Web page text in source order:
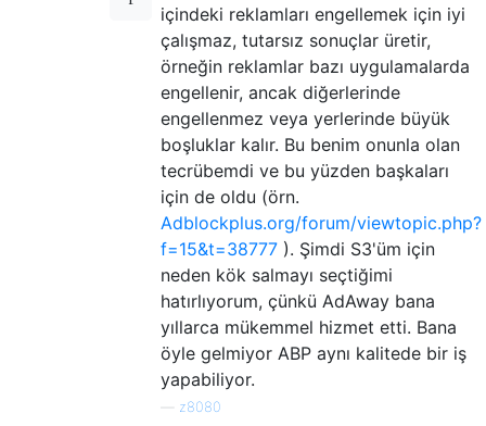
içindeki reklamları engellemek için iyi
çalışmaz, tutarsız sonuçlar üretir,
örneğin reklamlar bazı uygulamalarda
engellenir, ancak diğerlerinde
engellenmez veya yerlerinde büyük
boşluklar kalır. Bu benim onunla olan
tecrübemdi ve bu yüzden başkaları
için de oldu (örn.
Adblockplus.org/forum/viewtopic.php?
f=15&t=38777 ). Şimdi S3'üm için
neden kök salmayı seçtiğimi
hatırlıyorum, çünkü AdAway bana
yıllarca mükemmel hizmet etti. Bana
öyle gelmiyor ABP aynı kalitede bir iş
yapabiliyor.
z8080